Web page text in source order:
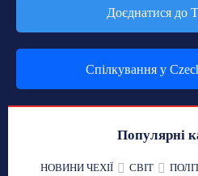
Доєднатися до
Спілкування у
Популярні
НОВИНИ ЧЕХІЇ СВІТ